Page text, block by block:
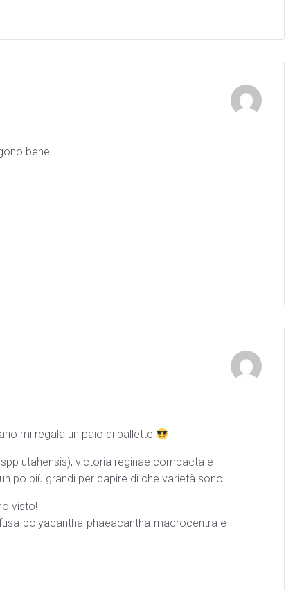
bene.
mi regala un paio di pallette
utahensis), victoria reginae compacta e
po più grandi per capire di che varietà sono.
visto!
polyacantha-phaeacantha-macrocentra e